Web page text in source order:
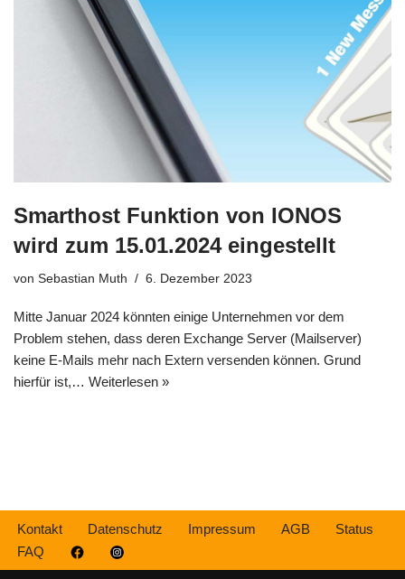
Smarthost Funktion von IONOS
wird zum 15.01.2024 eingestellt
von Sebastian Muth 6. Dezember 2023
Mitte Januar 2024 könnten einige Unternehmen vor dem
Problem stehen, dass deren Exchange Server (Mailserver)
keine E-Mails mehr nach Extern versenden können. Grund
hierfür ist,… Weiterlesen »
Kontakt Datenschutz Impressum AGB
Status
FAQ